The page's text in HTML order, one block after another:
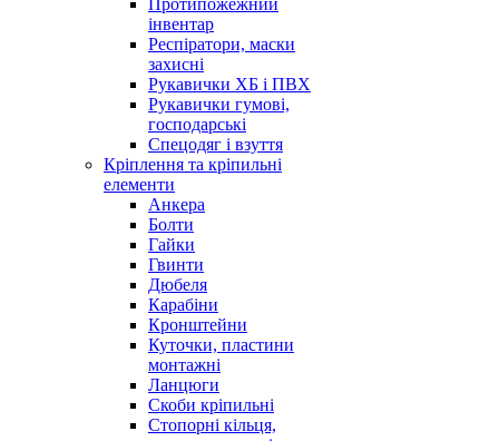
Протипожежний
інвентар
Респіратори, маски
захисні
Рукавички ХБ і ПВХ
Рукавички гумові,
господарські
Спецодяг і взуття
Кріплення та кріпильні
елементи
Анкера
Болти
Гайки
Гвинти
Дюбеля
Карабіни
Кронштейни
Куточки, пластини
монтажні
Ланцюги
Скоби кріпильні
Стопорні кільця,